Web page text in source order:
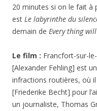
20 minutes si on le fait à
est Le labyrinthe du
demain de Every thing
Le film : Francfort-sur-
[Alexander Fehling] est
infractions routières, où
[Friederike Becht] pour
un journaliste, Thomas